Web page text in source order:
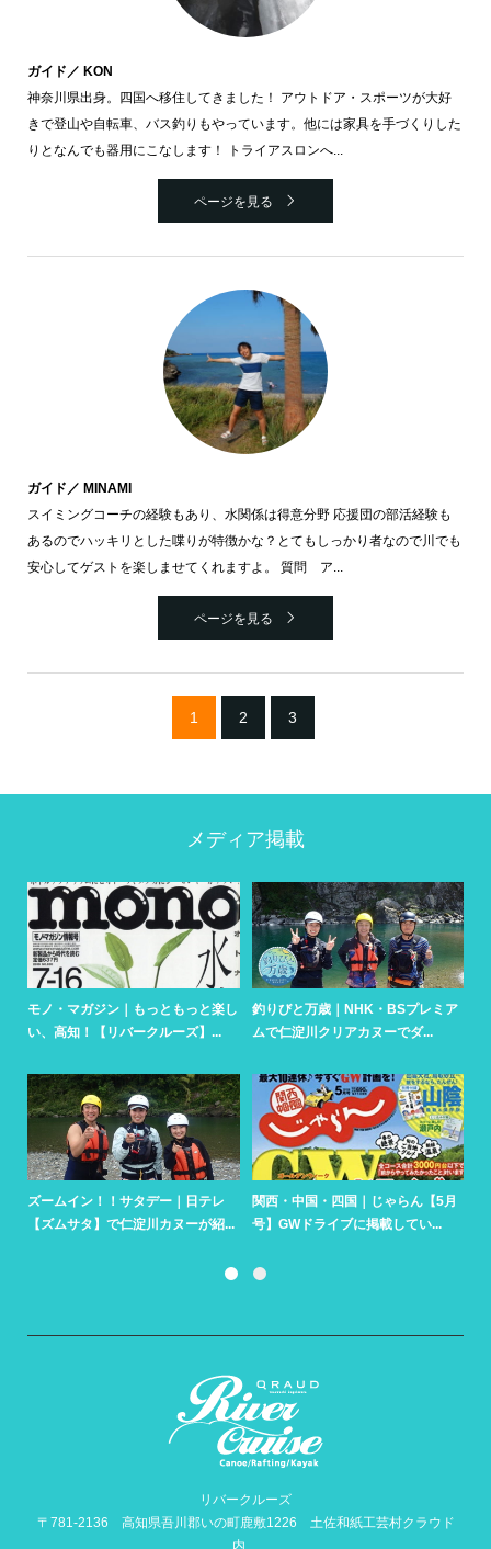
ガイド／ KON
神奈川県出身。四国へ移住してきました！ アウトドア・スポーツが大好
きで登山や自転車、バス釣りもやっています。他には家具を手づくりした
りとなんでも器用にこなします！ トライアスロンへ...
ページを見る
ガイド／ MINAMI
スイミングコーチの経験もあり、水関係は得意分野 応援団の部活経験も
あるのでハッキリとした喋りが特徴かな？とてもしっかり者なので川でも
安心してゲストを楽しませてくれますよ。 質問 ア...
ページを見る
1 2 3
メディア掲載
モノ・マガジン｜もっともっと楽し
い、高知！【リバークルーズ】...
釣りびと万歳｜NHK・BSプレミア
ムで仁淀川クリアカヌーでダ...
ズームイン！！サタデー｜日テレ
【ズムサタ】で仁淀川カヌーが紹...
関西・中国・四国｜じゃらん【5月
号】GWドライブに掲載してい...
リバークルーズ
〒781-2136 高知県吾川郡いの町鹿敷1226 土佐和紙工芸村クラウド
内